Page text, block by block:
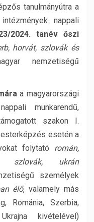
tanulmányútra a
nappali
2024. tanév őszi
horvát, szlovák és
nemzetiségű
a magyarországi
munkarendű,
szakon I.
esetén a
folytató román,
szlovák, ukrán
személyek
élő, valamely más
Románia, Szerbia,
kivételével)